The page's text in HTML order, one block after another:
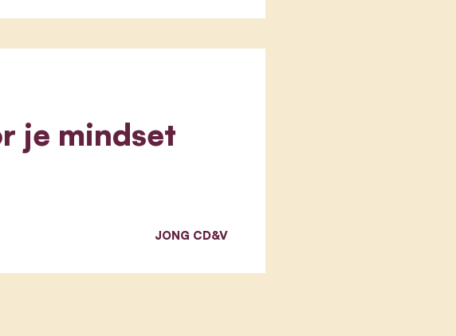
je mindset
JONG CD&V